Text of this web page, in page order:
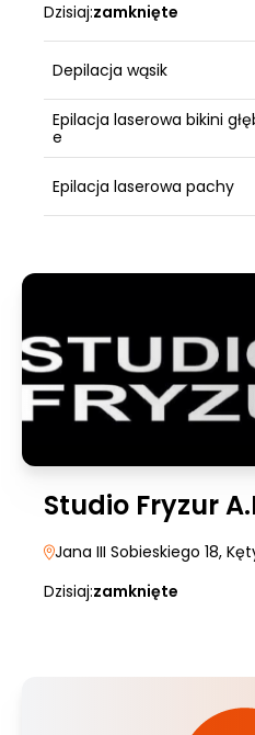
Dzisiaj:zamknięte
Depilacja wąsik
Epilacja laserowa bikini
e
Epilacja laserowa pachy
Studio Fryzur
Jana III Sobieskiego 18,
Dzisiaj:zamknięte